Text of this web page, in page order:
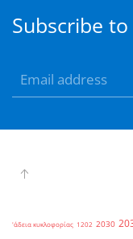
Subscribe
'άδεια κυκλοφορίας 1202 2030